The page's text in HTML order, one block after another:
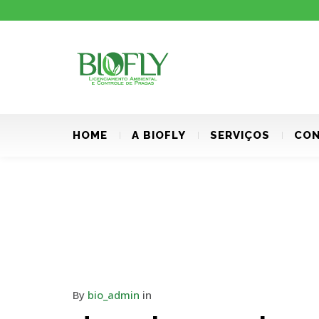
HOME A BIOFLY SERVIÇOS
By bio_admin in